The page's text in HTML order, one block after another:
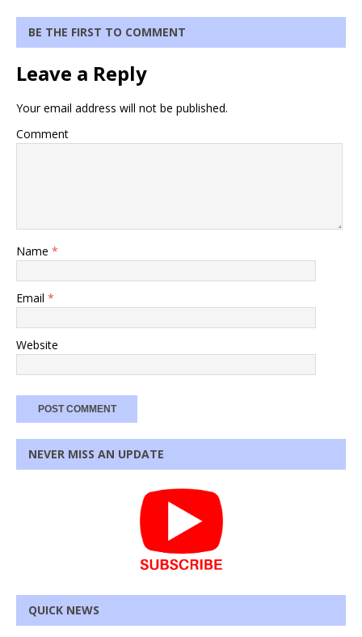
BE THE FIRST TO COMMENT
Leave a Reply
Your email address will not be published.
Comment
Name *
Email *
Website
NEVER MISS AN UPDATE
QUICK NEWS